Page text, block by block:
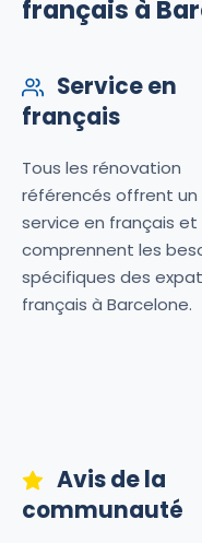
français à
Service en
français
Tous les rénovation
référencés offrent un
service en français et
comprennent les
spécifiques des
français à Barcelone.
Avis de la
communauté